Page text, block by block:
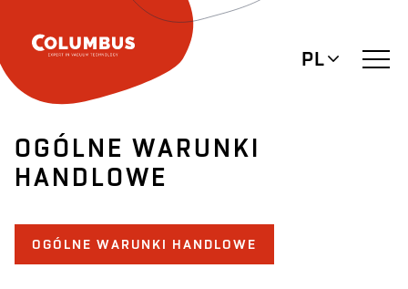
PL
OGÓLNE WARUNKI
HANDLOWE
OGÓLNE WARUNKI HANDLOWE